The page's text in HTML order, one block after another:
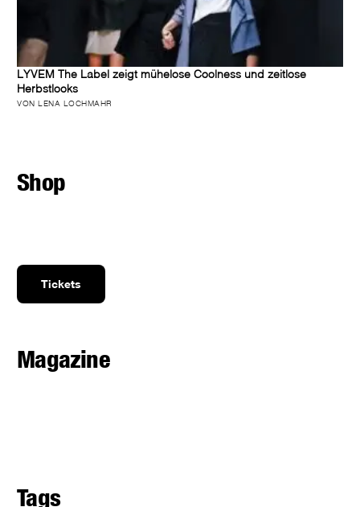
LYVEM The Label zeigt mühelose Coolness und zeitlose
Herbstlooks
VON LENA LOCHMAHR
Shop
Tickets
Magazine
Tags